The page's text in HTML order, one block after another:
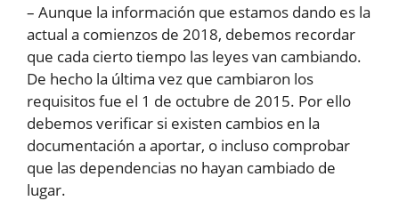
– Aunque la información que estamos dando es la
actual a comienzos de 2018, debemos recordar
que cada cierto tiempo las leyes van cambiando.
De hecho la última vez que cambiaron los
requisitos fue el 1 de octubre de 2015. Por ello
debemos verificar si existen cambios en la
documentación a aportar, o incluso comprobar
que las dependencias no hayan cambiado de
lugar.